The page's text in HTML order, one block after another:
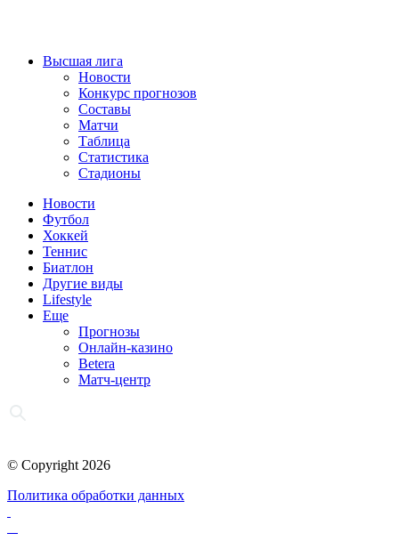
Высшая лига
Новости
Конкурс прогнозов
Составы
Матчи
Таблица
Статистика
Стадионы
Новости
Футбол
Хоккей
Теннис
Биатлон
Другие виды
Lifestyle
Еще
Прогнозы
Онлайн-казино
Betera
Матч-центр
© Copyright 2026
Политика обработки данных